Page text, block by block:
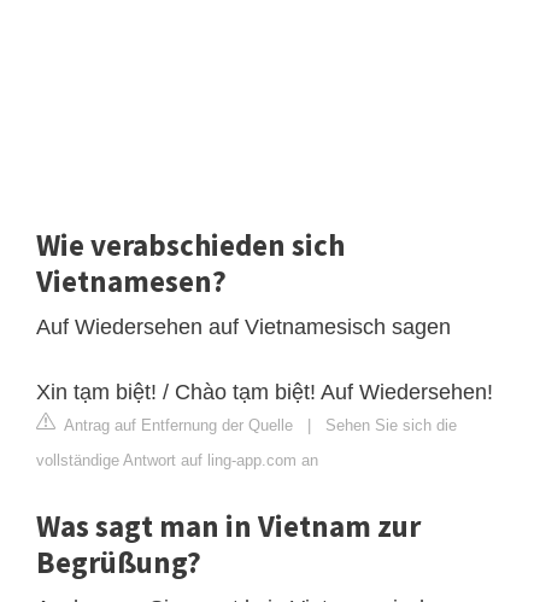
Wie verabschieden sich
Vietnamesen?
Auf Wiedersehen auf Vietnamesisch sagen
Xin tạm biệt! / Chào tạm biệt! Auf Wiedersehen!
Antrag auf Entfernung der Quelle
Sehen Sie sich die
vollständige Antwort auf ling-app.com an
Was sagt man in Vietnam zur
Begrüßung?